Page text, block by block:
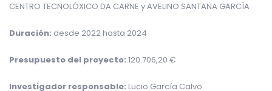
CENTRO TECNOLÓXICO DA CARNE y AVELINO SANTANA GARCÍA
Duración: desde 2022 hasta 2024
Presupuesto del proyecto: 120.706,20 €
Investigador responsable: Lucio García Calvo.